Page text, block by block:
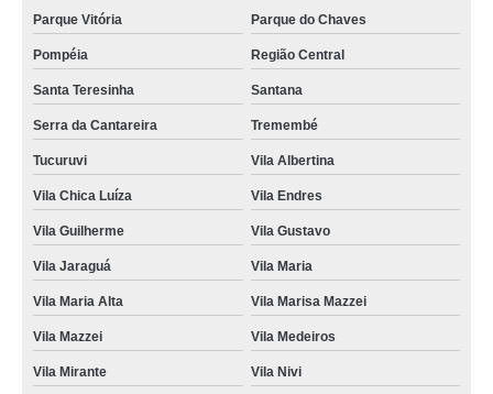
oficina de cristalização pintura carro Serra da Cantareira
cristalização do carro a domicílio Campo da Água Branca
cristalização dos carros Itapevi
oficina de cristalização pintura Parque do Chaves
cristalização e espelhamentos Lauzane Paulista
cristalização pintura Parada Inglesa
cristalização carros Cajamar
Parque Vitória Parque do Chaves
Pompéia Região Central
Santa Teresinha Santana
Serra da Cantareira Tremembé
Tucuruvi Vila Albertina
Vila Chica Luíza Vila Endres
Vila Guilherme Vila Gustavo
Vila Jaraguá Vila Maria
Vila Maria Alta Vila Marisa Mazzei
Vila Mazzei Vila Medeiros
Vila Mirante Vila Nivi